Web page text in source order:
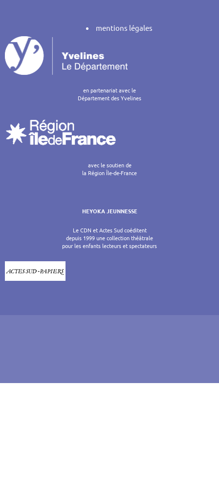
mentions légales
en partenariat avec le
Département des Yvelines
avec le soutien de
la Région Île-de-France
HEYOKA JEUNNESSE
Le CDN et Actes Sud coéditent
depuis 1999 une collection théâtrale
pour les enfants lecteurs et spectateurs